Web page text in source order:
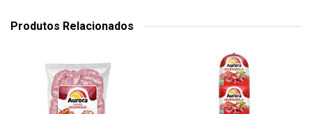
Produtos Relacionados